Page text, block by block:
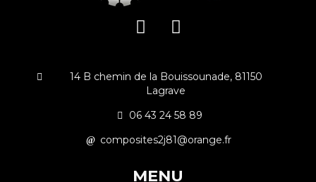
14 B chemin de la Bouissounade, 81150
Lagrave
06 43 24 58 89
composites2j81@orange.fr
MENU